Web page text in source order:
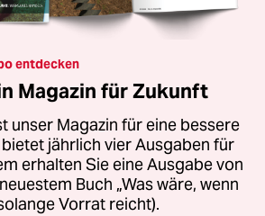
entdecken
Magazin für Zukunft
unser Magazin für eine bessere
jährlich vier Ausgaben für
erhalten Sie eine Ausgabe von
Buch „Was wäre, wenn
Vorrat reicht).